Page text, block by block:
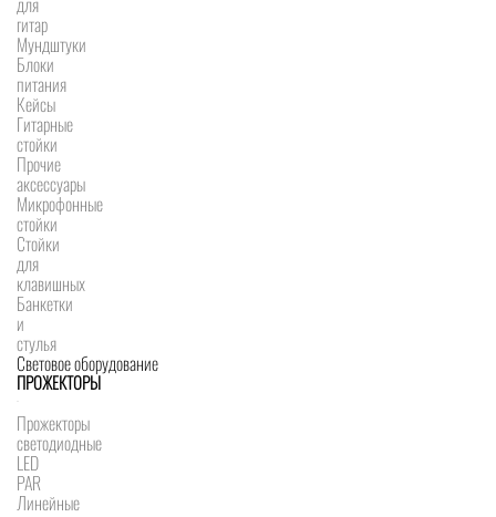
гитар
Мундштуки
Блоки
питания
Кейсы
Гитарные
стойки
Прочие
аксессуары
Микрофонные
стойки
Стойки
для
клавишных
Банкетки
и
стулья
Световое оборудование
ПРОЖЕКТОРЫ
Прожекторы
светодиодные
LED
PAR
Линейные